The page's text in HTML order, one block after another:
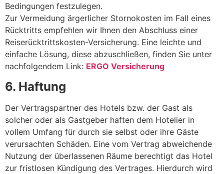
Bedingungen festzulegen.
Zur Vermeidung ärgerlicher Stornokosten im Fall eines
Rücktritts empfehlen wir Ihnen den Abschluss einer
Reiserücktrittskosten-Versicherung. Eine leichte und
einfache Lösung, diese abzuschließen, finden Sie unter
nachfolgendem Link: ERGO Versicherung
6. Haftung
Der Vertragspartner des Hotels bzw. der Gast als
solcher oder als Gastgeber haften dem Hotelier in
vollem Umfang für durch sie selbst oder ihre Gäste
verursachten Schäden. Eine vom Vertrag abweichende
Nutzung der überlassenen Räume berechtigt das Hotel
zur fristlosen Kündigung des Vertrages. Hierdurch wird